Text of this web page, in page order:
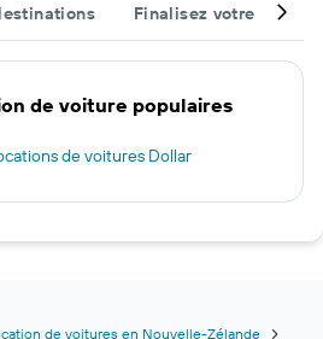
Finalisez votre voyage
de voiture populaires
de voitures Dollar
de voitures en Nouvelle-Zélande